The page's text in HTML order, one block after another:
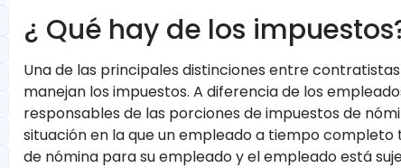
¿ Qué hay de los
Una de las principales distinciones entre
manejan los impuestos. A diferencia de los
responsables de las porciones de impuestos de
situación en la que un empleado a tiempo
de nómina para su empleado y el empleado está